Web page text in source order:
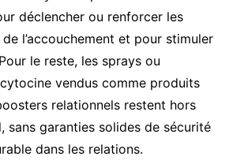
déclencher ou renforcer les
l’accouchement et pour stimuler
le reste, les sprays ou
vendus comme produits
relationnels restent hors
sans garanties solides de sécurité
dans les relations.